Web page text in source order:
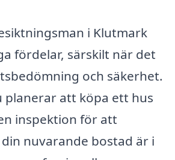
i Klutmark
fördelar, särskilt när det
och säkerhet.
planerar att köpa ett hus
inspektion för att
nuvarande bostad är i